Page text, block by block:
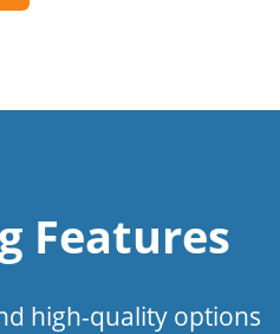
Features
high-quality options